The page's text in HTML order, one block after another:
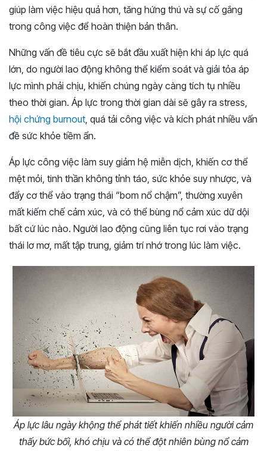
giúp làm việc hiệu quả hơn, tăng hứng thú và sự cố gắng
trong công việc để hoàn thiện bản thân.
Những vấn đề tiêu cực sẽ bắt đầu xuất hiện khi áp lực quá
lớn, do người lao động không thể kiểm soát và giải tỏa áp
lực mình phải chịu, khiến chúng ngày càng tích tụ nhiều
theo thời gian. Áp lực trong thời gian dài sẽ gây ra stress,
hội chứng burnout, quá tải công việc và kích phát nhiều vấn
đề sức khỏe tiềm ẩn.
Áp lực công việc làm suy giảm hệ miễn dịch, khiến cơ thể
mệt mỏi, tinh thần không tỉnh táo, sức khỏe suy nhược, và
đẩy cơ thể vào trạng thái “bom nổ chậm”, thường xuyên
mất kiếm chế cảm xúc, và có thể bùng nổ cảm xúc dữ dội
bất cứ lúc nào. Người lao động cũng liên tục rơi vào trạng
thái lơ mơ, mất tập trung, giảm trí nhớ trong lúc làm việc.
Áp lực lâu ngày khộng thể phát tiết khiến nhiều người cảm
thấy bức bối, khó chịu và có thể đột nhiên bùng nổ cảm